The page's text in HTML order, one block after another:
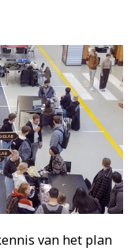
van het plan